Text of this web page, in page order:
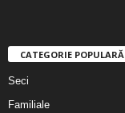
CATEGORIE POPULARĂ
Seci
Familiale